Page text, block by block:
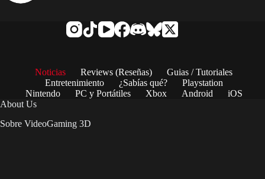
Noticias Reviews (Reseñas)
Guias / Tutoriales
Entretenimiento
¿Sabías qué?
Playstation
Nintendo
PC y Portátiles Xbox Android
iOS
About Us
Sobre VideoGaming 3D